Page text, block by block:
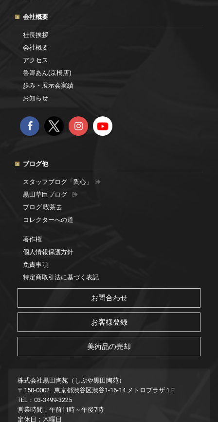
会社概要
社長挨拶
会社概要
アクセス
魯卿あん(京橋店)
歩み・展示会実績
お知らせ
ブログ他
スタッフブログ「陶心」
黒田草臣ブログ
ブログ 喫茶去
コレクターへの道
著作権
個人情報保護方針
免責事項
特定商取引法に基づく表記
お問合わせ
お客様登録
美術品の売却
株式会社黒田陶苑（しぶや黒田陶苑）
〒150-0002 東京都渋谷区渋谷1-16-14 メトロプラザ１F
TEL：03-3499-3225
営業時間：午前11時～午後7時
定休日：木曜日